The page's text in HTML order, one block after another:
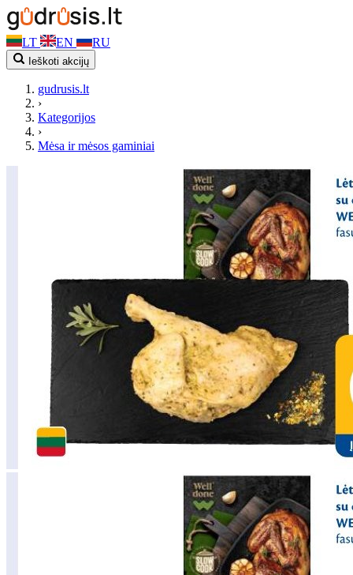
LT EN RU
Ieškoti akcijų
gudrusis.lt
›
Kategorijos
›
Mėsa ir mėsos gaminiai